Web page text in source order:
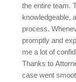
the entire team.
knowledgeable,
process.
promptly and
me a lot of
Thanks to
case went